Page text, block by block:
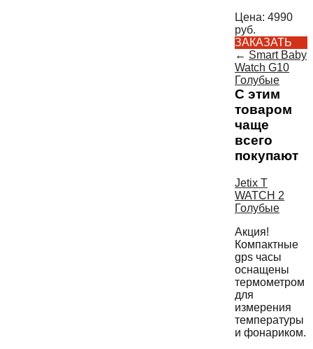
Цена: 4990
руб.
ЗАКАЗАТЬ
← Smart Baby
Watch G10
Голубые
С этим
товаром
чаще
всего
покупают
Jetix T
WATCH 2
Голубые
Акция!
Компактные
gps часы
оснащены
термометром
для
измерения
температуры
и фонариком.